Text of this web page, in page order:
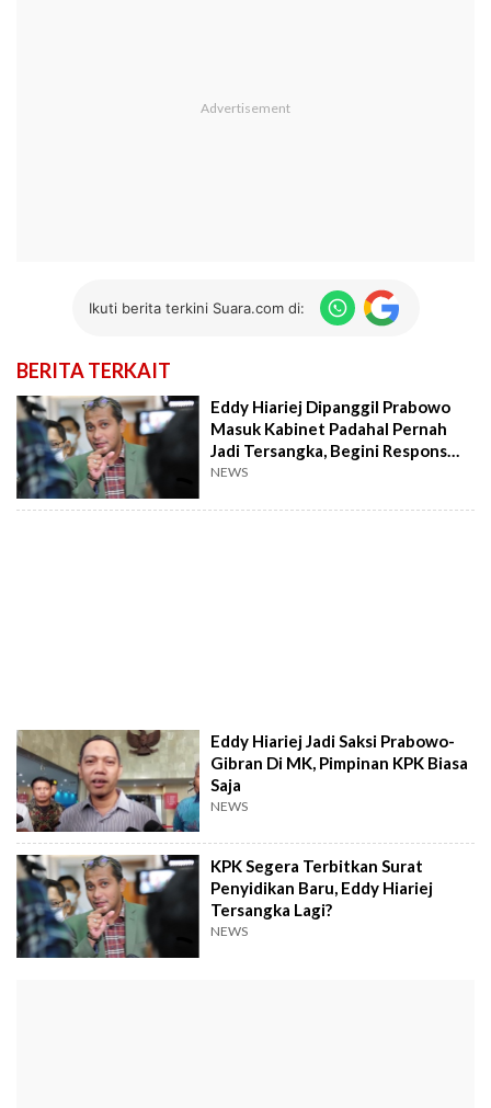
Ikuti berita terkini Suara.com di:
BERITA TERKAIT
Eddy Hiariej Dipanggil Prabowo
Masuk Kabinet Padahal Pernah
Jadi Tersangka, Begini Respons
KPK
NEWS
Eddy Hiariej Jadi Saksi Prabowo-
Gibran Di MK, Pimpinan KPK Biasa
Saja
NEWS
KPK Segera Terbitkan Surat
Penyidikan Baru, Eddy Hiariej
Tersangka Lagi?
NEWS